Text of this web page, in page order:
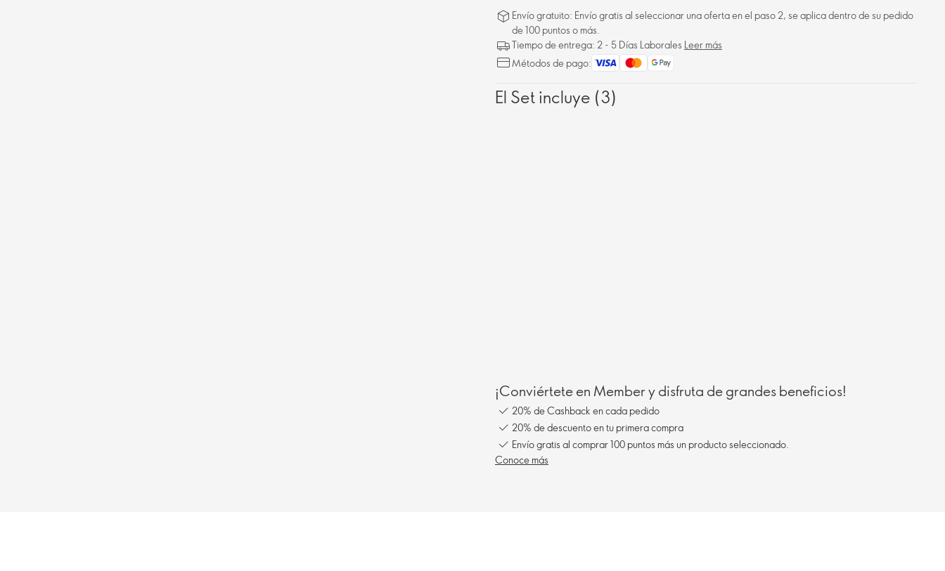
Envío gratuito: Envío gratis al seleccionar una oferta en el paso 2, se aplica dentro de su pedido
de 100 puntos o más.
Tiempo de entrega: 2 - 5 Días Laborales Leer más
Métodos de pago:
El Set incluye (3)
¡Conviértete en Member y disfruta de grandes beneficios!
20% de Cashback en cada pedido
20% de descuento en tu primera compra
Envío gratis al comprar 100 puntos más un producto seleccionado.
Conoce más